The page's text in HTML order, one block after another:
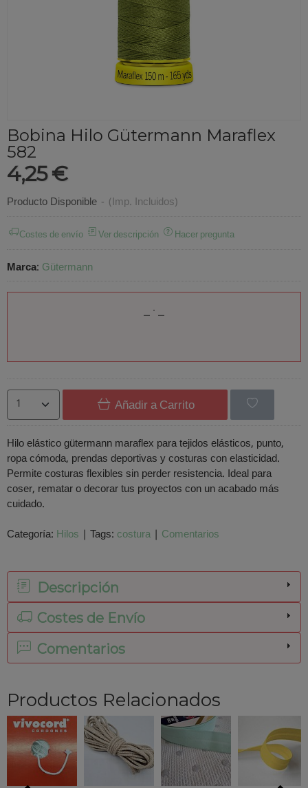
Bobina Hilo Gütermann Maraflex
582
4,25 €
Producto Disponible - (Imp. Incluidos)
Costes de envío Ver descripción Hacer pregunta
Marca: Gütermann
Añadir a Carrito
Hilo elástico gütermann maraflex para tejidos elásticos, punto,
ropa cómoda, prendas deportivas y costuras con elasticidad.
Permite costuras flexibles sin perder resistencia. Ideal para
coser, rematar o decorar tus proyectos con un acabado más
cuidado.
Categoría: Hilos | Tags: costura | Comentarios
Descripción
Costes de Envío
Comentarios
Productos Relacionados